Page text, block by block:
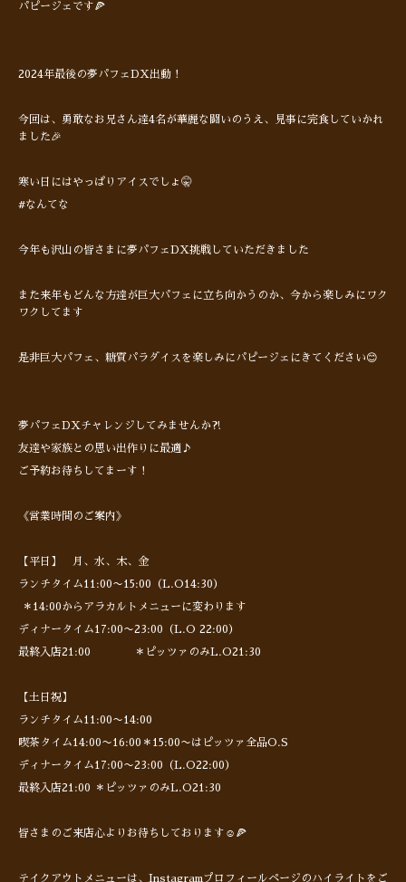
パピージェです🍕
2024年最後の夢パフェDX出動！
今回は、勇敢なお兄さん達4名が華麗な闘いのうえ、見事に完食していかれ
ました🎉
寒い日にはやっぱりアイスでしょ🤫
#なんてな
今年も沢山の皆さまに夢パフェDX挑戦していただきました
また来年もどんな方達が巨大パフェに立ち向かうのか、今から楽しみにワク
ワクしてます
是非巨大パフェ、糖質パラダイスを楽しみにパピージェにきてください😊
夢パフェDXチャレンジしてみませんか⁈
友達や家族との思い出作りに最適♪
ご予約お待ちしてまーす！
《営業時間のご案内》
【平日】 月、水、木、金
ランチタイム11:00〜15:00（L.O14:30）
＊14:00からアラカルトメニューに変わります
ディナータイム17:00〜23:00（L.O 22:00）
最終入店21:00 ＊ピッツァのみL.O21:30
【土日祝】
ランチタイム11:00〜14:00
喫茶タイム14:00〜16:00＊15:00〜はピッツァ全品O.S
ディナータイム17:00〜23:00（L.O22:00）
最終入店21:00 ＊ピッツァのみL.O21:30
皆さまのご来店心よりお待ちしております☺️🍕
テイクアウトメニューは、Instagramプロフィールページのハイライトをご